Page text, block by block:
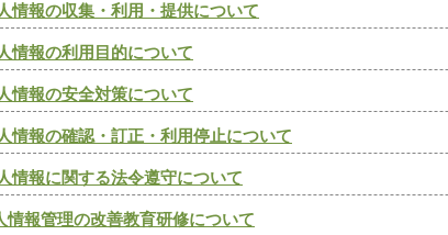
情報の収集・利用・提供について
情報の利用目的について
情報の安全対策について
情報の確認・訂正・利用停止について
情報に関する法令遵守について
情報管理の改善教育研修について